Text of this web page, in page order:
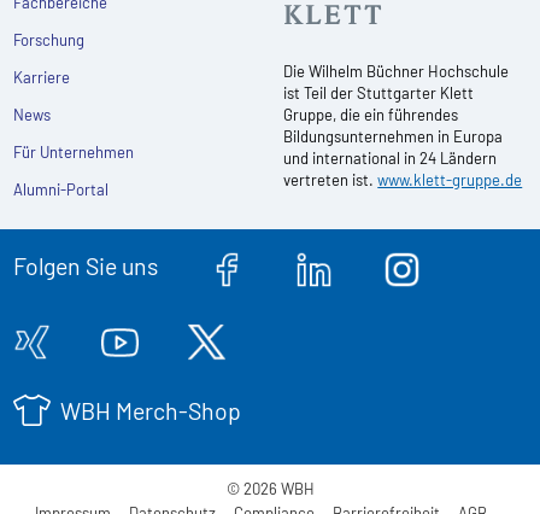
Forschung
Karriere
News
Für Unternehmen
Alumni-Portal
Die Wilhelm Büchner Hochschule
ist Teil der Stuttgarter Klett
Gruppe, die ein führendes
Bildungsunternehmen in Europa
und international in 24 Ländern
vertreten ist.www.klett-gruppe.de
Folgen Sie uns
WBH Merch-Shop
© 2026 WBH